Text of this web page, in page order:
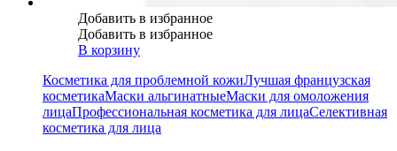
Добавить в избранное
Добавить в избранное
В корзину
Косметика для проблемной кожиЛучшая французская
косметикаМаски альгинатныеМаски для омоложения
лицаПрофессиональная косметика для лицаСелективная
косметика для лица